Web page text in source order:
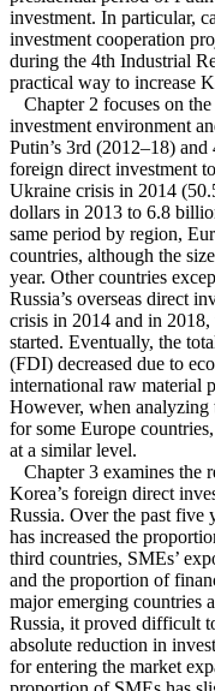
investment. In particular,
investment cooperation
during the 4th Industrial
practical way to increase
Chapter 2 focuses on the
investment environment
Putin’s 3rd (2012‒18)
foreign direct investment
Ukraine crisis in 2014
dollars in 2013 to 6.8
same period by region,
countries, although the
year. Other countries
Russia’s overseas direct
crisis in 2014 and in 2018,
started. Eventually, the
(FDI) decreased due to
international raw material
However, when analyzing
for some Europe
at a similar level.
Chapter 3 examines the
Korea’s foreign direct
Russia. Over the past five
has increased the
third countries, SMEs’
and the proportion of
major emerging countries
Russia, it proved difficult
absolute reduction in
for entering the market